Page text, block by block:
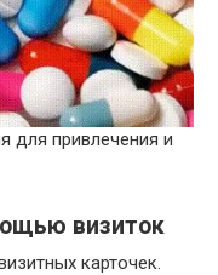
визиток
карточек.